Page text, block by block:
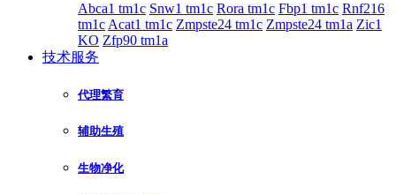
Abca1 tm1c Snw1 tm1c Rora tm1c Fbp1 tm1c Rnf216
tm1c Acat1 tm1c Zmpste24 tm1c Zmpste24 tm1a Zic1
KO Zfp90 tm1a
技术服务
代理繁育
辅助生殖
生物净化